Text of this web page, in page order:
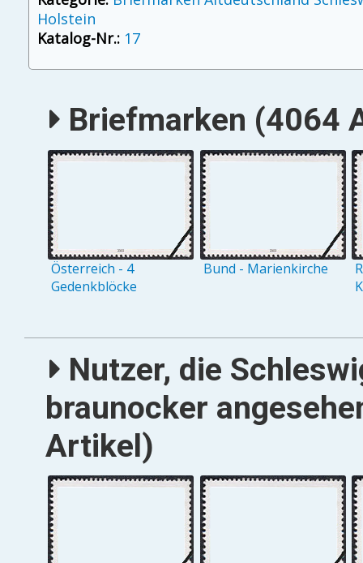
Holstein
Katalog-Nr.: 17
Briefmarken (4064
Österreich - 4
Gedenkblöcke
Bund - Marienkirche
Nutzer, die
braunocker
Artikel)